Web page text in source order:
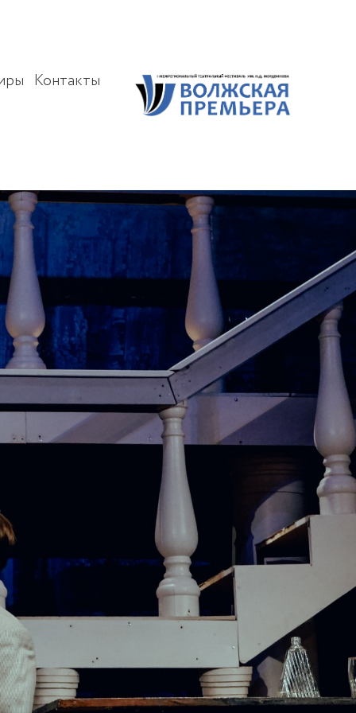
Контакты